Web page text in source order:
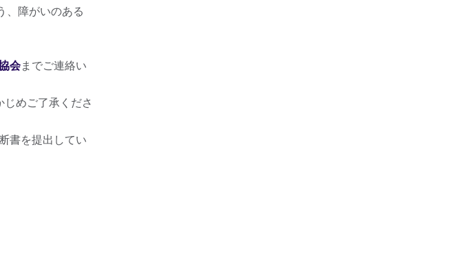
、障がいのある
会までご連絡い
めご了承くださ
書を提出してい